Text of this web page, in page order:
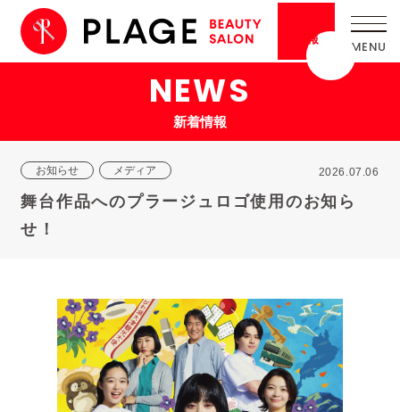
情報
NEWS
新着情報
お知らせ メディア
舞台作品へのプラージュロゴ使用のお知ら
せ！
2026.07.06